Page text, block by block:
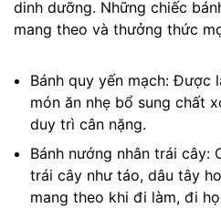
dinh dưỡng. Những chiếc
mang theo và thưởng thức
Bánh quy yến mạch: Được
món ăn nhẹ bổ sung chất
duy trì cân nặng.
Bánh nướng nhân trái cây:
trái cây như táo, dâu tây
mang theo khi đi làm, đi